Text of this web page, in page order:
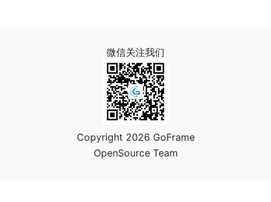
微信关注我们
Copyright 2026 GoFrame
OpenSource Team